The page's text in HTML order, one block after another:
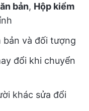
bản, Hộp kiểm
bản và đối tượng
đổi khi chuyển
khác sửa đổi